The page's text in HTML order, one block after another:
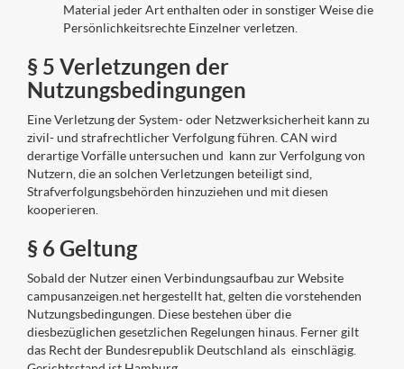
Material jeder Art enthalten oder in sonstiger Weise die
Persönlichkeitsrechte Einzelner verletzen.
§ 5 Verletzungen der
Nutzungsbedingungen
Eine Verletzung der System- oder Netzwerksicherheit kann zu
zivil- und strafrechtlicher Verfolgung führen. CAN wird
derartige Vorfälle untersuchen und kann zur Verfolgung von
Nutzern, die an solchen Verletzungen beteiligt sind,
Strafverfolgungsbehörden hinzuziehen und mit diesen
kooperieren.
§ 6 Geltung
Sobald der Nutzer einen Verbindungsaufbau zur Website
campusanzeigen.net hergestellt hat, gelten die vorstehenden
Nutzungsbedingungen. Diese bestehen über die
diesbezüglichen gesetzlichen Regelungen hinaus. Ferner gilt
das Recht der Bundesrepublik Deutschland als einschlägig.